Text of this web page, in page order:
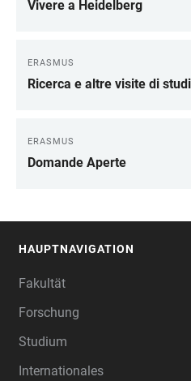
Vivere a Heidelberg
ERASMUS
Ricerca e altre visite di
ERASMUS
Domande Aperte
HAUPTNAVIGATION
Fakultät
Forschung
Studium
Internationales